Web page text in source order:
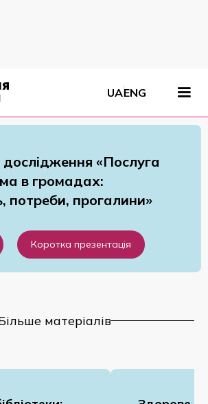
UAENG
дослідження «Послуга догляд вдома в громадах:
дослідження «Послуга
в громадах:
потреби, прогалини»
Коротка презентація
матеріалів